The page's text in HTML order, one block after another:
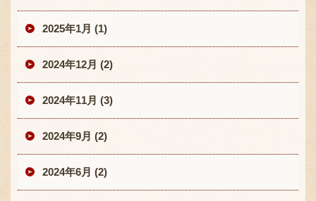
2025年1月 (1)
2024年12月 (2)
2024年11月 (3)
2024年9月 (2)
2024年6月 (2)